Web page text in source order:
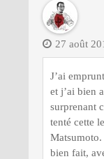
27 août
J’ai
et j’ai bien
surprenant
tenté cette
Matsumoto.
bien fait,